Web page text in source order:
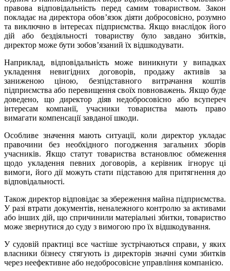
правова відповідальність перед самим товариством. Закон
покладає на директора обов’язок діяти добросовісно, розумно
та виключно в інтересах підприємства. Якщо внаслідок його
дій або бездіяльності товариству було завдано збитків,
директор може бути зобов’язаний їх відшкодувати.
Наприклад, відповідальність може виникнути у випадках
укладення невигідних договорів, продажу активів за
заниженою ціною, безпідставного витрачання коштів
підприємства або перевищення своїх повноважень. Якщо буде
доведено, що директор діяв недобросовісно або всупереч
інтересам компанії, учасники товариства мають право
вимагати компенсації завданої шкоди.
Особливе значення мають ситуації, коли директор укладає
правочини без необхідного погодження загальних зборів
учасників. Якщо статут товариства встановлює обмеження
щодо укладення певних договорів, а керівник ігнорує ці
вимоги, його дії можуть стати підставою для притягнення до
відповідальності.
Також директор відповідає за збереження майна підприємства.
У разі втрати документів, неналежного контролю за активами
або інших дій, що спричинили матеріальні збитки, товариство
може звернутися до суду з вимогою про їх відшкодування.
У судовій практиці все частіше зустрічаються справи, у яких
власники бізнесу стягують із директорів значні суми збитків
через неефективне або недобросовісне управління компанією.